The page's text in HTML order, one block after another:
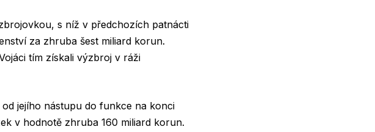
s níž v předchozích patnácti
za zhruba šest miliard korun.
tím získali výzbroj v ráži
jejího nástupu do funkce na konci
v hodnotě zhruba 160 miliard korun.